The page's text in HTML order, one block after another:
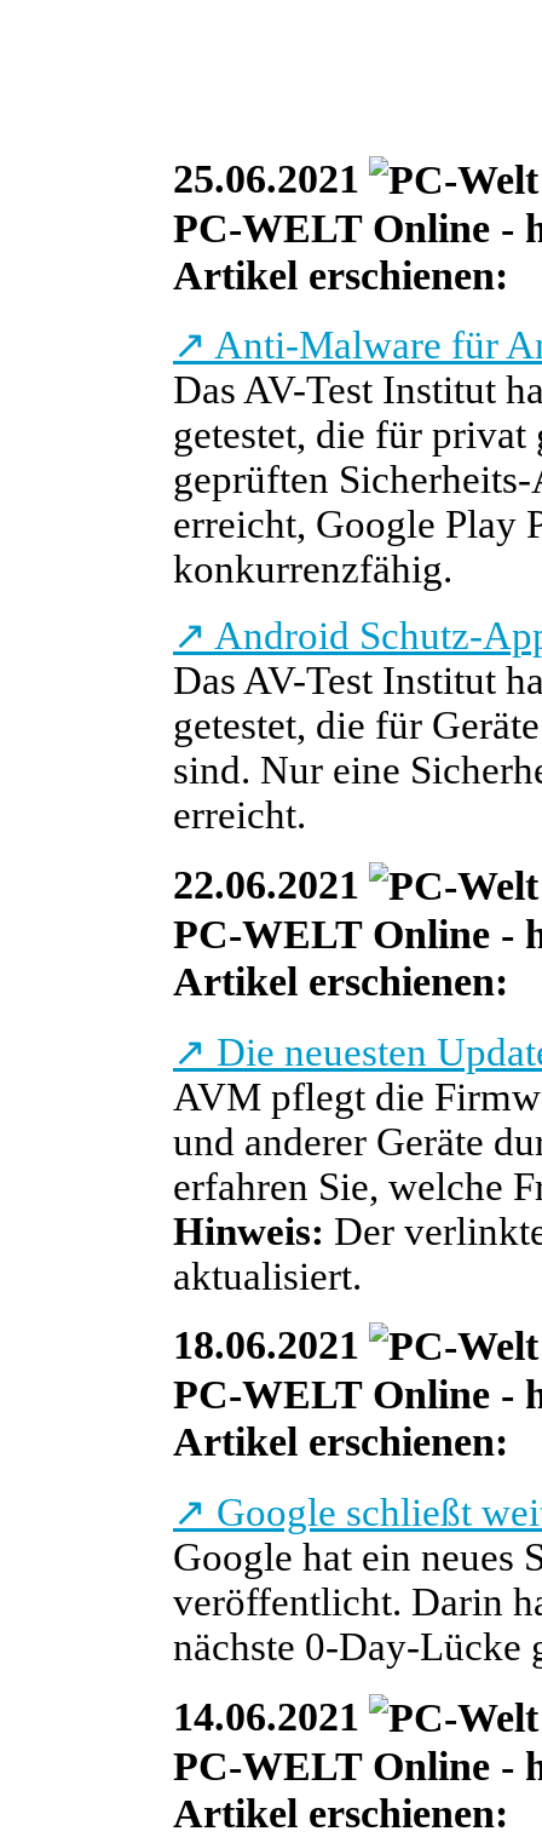
25.06.2021
PC-WELT Online -
Artikel erschienen:
↗ Anti-Malware für
Das AV-Test Institut
getestet, die für privat
geprüften
erreicht, Google Play
konkurrenzfähig.
↗ Android Schutz-
Das AV-Test Institut
getestet, die für
sind. Nur eine
erreicht.
22.06.2021
PC-WELT Online -
Artikel erschienen:
↗ Die neuesten
AVM pflegt die
und anderer Geräte
erfahren Sie, welche
Hinweis: Der
aktualisiert.
18.06.2021
PC-WELT Online -
Artikel erschienen:
↗ Google schließt
Google hat ein neues
veröffentlicht. Darin
nächste 0-Day-Lücke
14.06.2021
PC-WELT Online -
Artikel erschienen: